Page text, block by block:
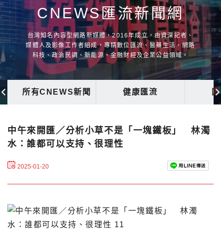
CNEWS匯流新聞網
台灣知名內容型網路新媒體，2016年成立，由資深記者、
媒體人及影像工作者組成，專精數位匯流、醫藥生活、網路
科技、政治民調、新能源、金融財經及企業公益領域。
所有CNEWS新聞 健康匯流
中午來開匯／分析小草不是「一塊鐵板」 林濁
水：誰都可以支持、很理性
2025-01-20